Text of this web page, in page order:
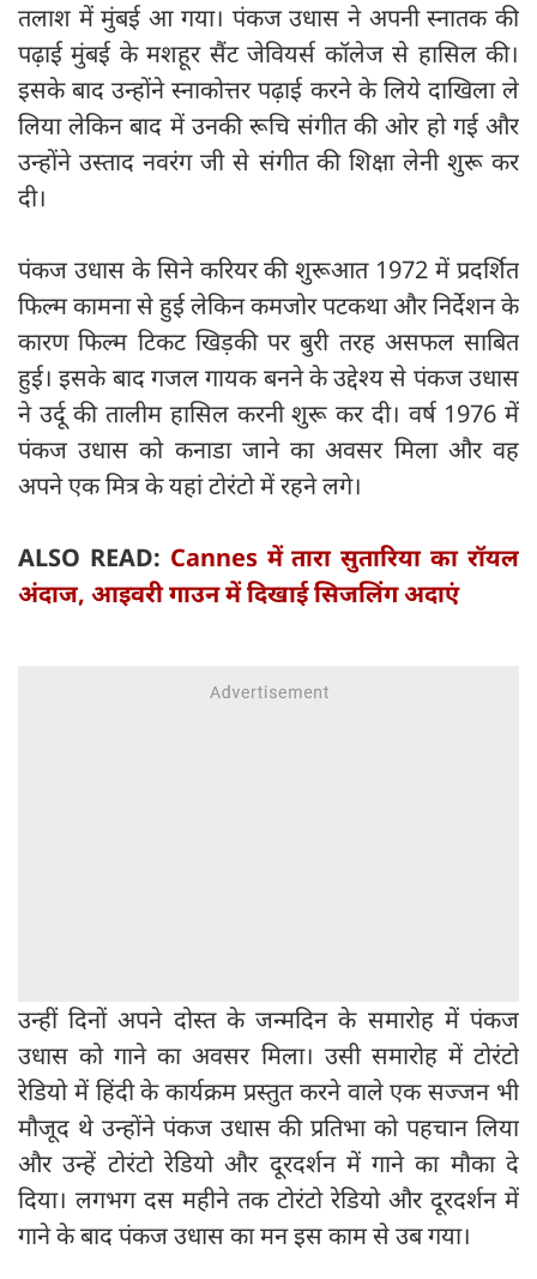
तलाश में मुंबई आ गया। पंकज उधास ने अपनी स्नातक की
पढ़ाई मुंबई के मशहूर सैंट जेवियर्स कॉलेज से हासिल की।
इसके बाद उन्होंने स्नाकोत्तर पढ़ाई करने के लिये दाखिला ले
लिया लेकिन बाद में उनकी रूचि संगीत की ओर हो गई और
उन्होंने उस्ताद नवरंग जी से संगीत की शिक्षा लेनी शुरू कर
दी।
पंकज उधास के सिने करियर की शुरूआत 1972 में प्रदर्शित
फिल्म कामना से हुई लेकिन कमजोर पटकथा और निर्देशन के
कारण फिल्म टिकट खिड़की पर बुरी तरह असफल साबित
हुई। इसके बाद गजल गायक बनने के उद्देश्य से पंकज उधास
ने उर्दू की तालीम हासिल करनी शुरू कर दी। वर्ष 1976 में
पंकज उधास को कनाडा जाने का अवसर मिला और वह
अपने एक मित्र के यहां टोरंटो में रहने लगे।
ALSO READ: Cannes में तारा सुतारिया का रॉयल
अंदाज, आइवरी गाउन में दिखाई सिजलिंग अदाएं
उन्हीं दिनों अपने दोस्त के जन्मदिन के समारोह में पंकज
उधास को गाने का अवसर मिला। उसी समारोह में टोरंटो
रेडियो में हिंदी के कार्यक्रम प्रस्तुत करने वाले एक सज्जन भी
मौजूद थे उन्होंने पंकज उधास की प्रतिभा को पहचान लिया
और उन्हें टोरंटो रेडियो और दूरदर्शन में गाने का मौका दे
दिया। लगभग दस महीने तक टोरंटो रेडियो और दूरदर्शन में
गाने के बाद पंकज उधास का मन इस काम से उब गया।